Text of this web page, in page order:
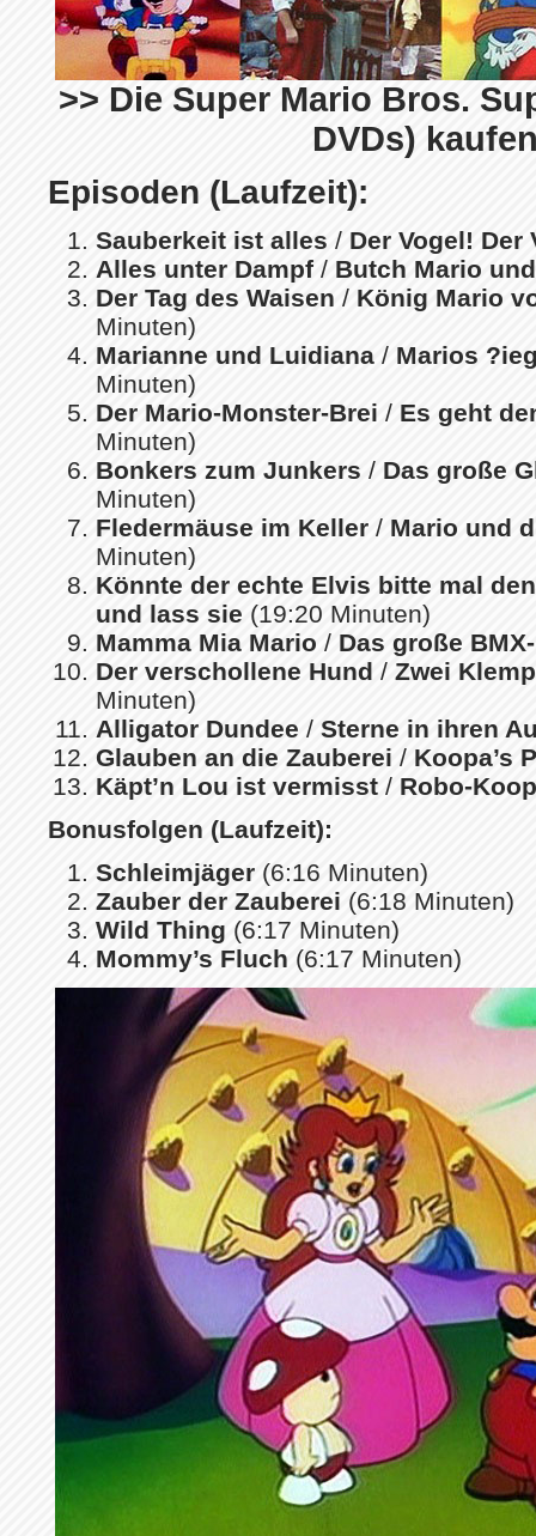
>> Die Super Mario Bros.
DVDs)
Episoden (Laufzeit):
Sauberkeit ist alles / Der Vogel! Der
Alles unter Dampf / Butch Mario
Der Tag des Waisen / König Mario
Minuten)
Marianne und Luidiana / Marios
Minuten)
Der Mario-Monster-Brei / Es geht
Minuten)
Bonkers zum Junkers / Das große
Minuten)
Fledermäuse im Keller / Mario und
Minuten)
Könnte der echte Elvis bitte mal
und lass sie (19:20 Minuten)
Mamma Mia Mario / Das große
Der verschollene Hund / Zwei
Minuten)
Alligator Dundee / Sterne in ihren
Glauben an die Zauberei / Koopa’s
Käpt’n Lou ist vermisst / Robo-
Bonusfolgen (Laufzeit):
Schleimjäger (6:16 Minuten)
Zauber der Zauberei (6:18 Minuten)
Wild Thing (6:17 Minuten)
Mommy’s Fluch (6:17 Minuten)